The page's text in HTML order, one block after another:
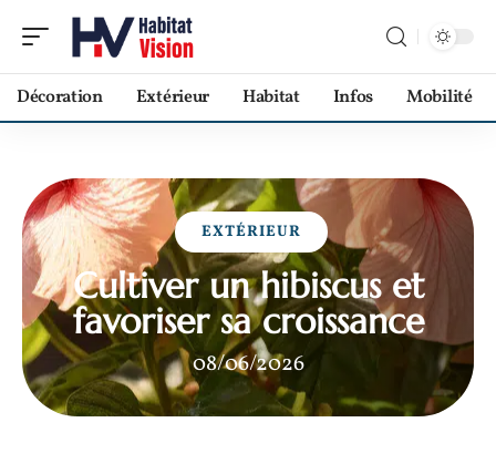
Décoration Extérieur Habitat Infos Mobilité
EXTÉRIEUR
Cultiver un hibiscus et
favoriser sa croissance
08/06/2026